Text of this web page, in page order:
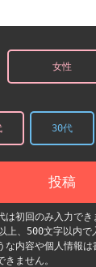
女性
30代
投稿
初回のみ入力でき
、500文字以内で
内容や個人情報は
ません。